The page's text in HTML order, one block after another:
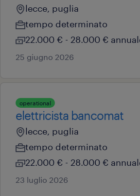
lecce, puglia
tempo determinato
22.000 € - 28.000 €
25 giugno 2026
operational
elettricista bancomat
lecce, puglia
tempo determinato
22.000 € - 28.000 €
23 luglio 2026